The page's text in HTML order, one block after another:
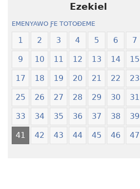
Ezekiel
EMENYAWO ƑE TOTOƉEME
1 2 3 4 5 6 7
9 10 11 12 13 14 15
17 18 19 20 21 22 23
25 26 27 28 29 30 31
33 34 35 36 37 38 39
41 42 43 44 45 46 47